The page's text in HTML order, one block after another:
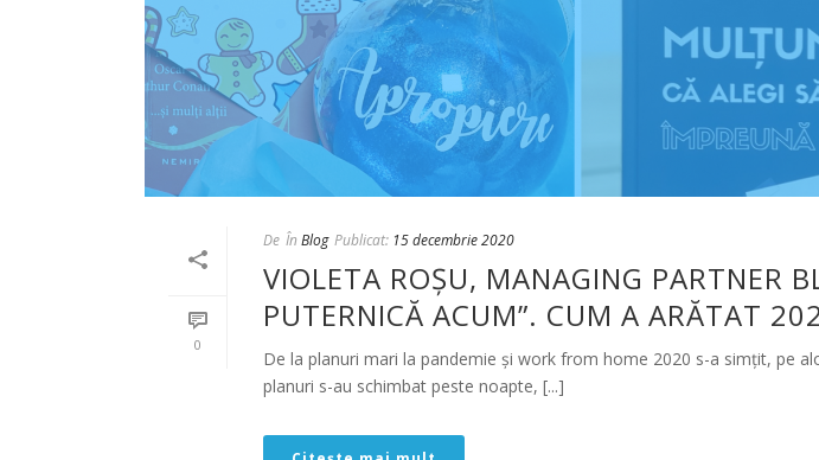
0
De În Blog Publicat: 15 decembrie 2020
VIOLETA ROȘU, MANAGING PARTNER
PUTERNICĂ ACUM”. CUM A ARĂTAT
De la planuri mari la pandemie și work from home 2020 s-a simțit, pe
planuri s-au schimbat peste noapte, [...]